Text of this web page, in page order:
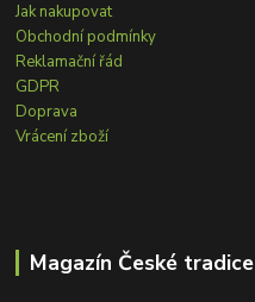
Jak nakupovat
Obchodní podmínky
Reklamační řád
GDPR
Doprava
Vrácení zboží
Magazín České tradice